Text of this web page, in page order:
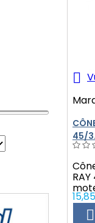

45/
Prix
